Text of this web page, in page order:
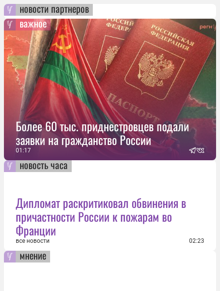
новости партнеров
важное
Более 60 тыс. приднестровцев подали
заявки на гражданство России
01:17
новость часа
Дипломат раскритиковал обвинения в
причастности России к пожарам во
Франции
все новости 02:23
мнение